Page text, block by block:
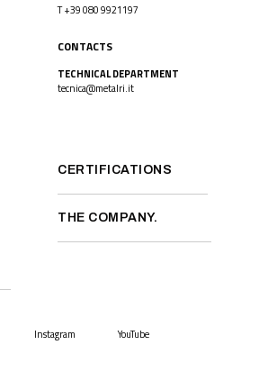
T+39 080 9921197
CONTACTS
TECHNICAL DEPARTMENT
tecnica@metalri.it
CERTIFICATIONS
THE COMPANY.
Instagram YouTube